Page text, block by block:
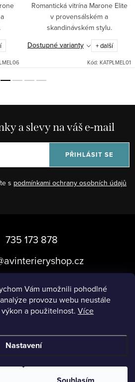
Vám umožnili pohodlné
provozu webu neustále
a použitelnost. Více
Nastavení
Romantická vitrína Marone Elite
v provensálském a
skandinávském stylu.
Dostupné varianty
+ další
Kód: KATPLMEL01
a slevy na váš e-mail
s podmínkami ochrany osobních údajů
PŘIHLÁSIT SE
735 173 878
avinterieryshop.cz
. Všechna práva vyhrazena.